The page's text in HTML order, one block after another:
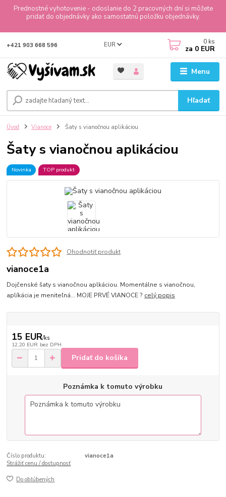
Prednostné vyhotovenie - odoslanie do 2 pracovných dní si môžete
pridať do objednávky ako samostatnú položku objednávky.
Menu
EUR
Hľadať
+421 903 668 596 0 ks
za 0 EUR
Úvod Vianoce Šaty s vianočnou aplikáciou
Šaty s vianočnou aplikáciou
Novinka TOP produkt
Ohodnotiť produkt
vianoce1a
Dojčenské šaty s vianočnou aplkáciou. Momentálne s vianočnou,
aplíkácia je meniteľná... MOJE PRVÉ VIANOCE ? celý popis
15 EUR/ks
12,20 EUR bez DPH
Pridať do košíka
Poznámka k tomuto výrobku
Číslo produktu:
vianoce1a
Strážiť cenu / dostupnosť
Do obľúbených